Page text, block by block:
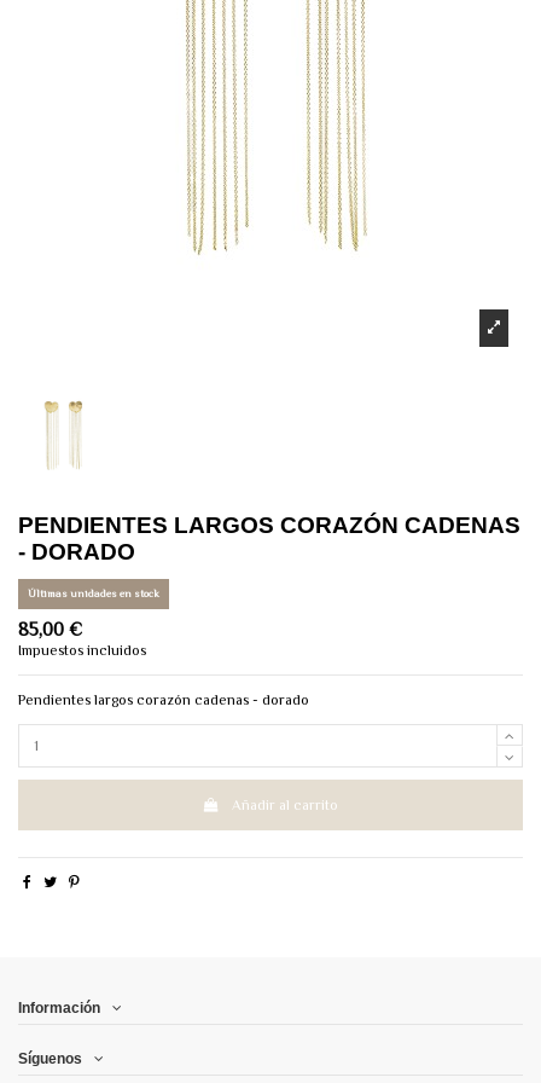
PENDIENTES LARGOS CORAZÓN CADENAS
- DORADO
Últimas unidades en stock
85,00 €
Impuestos incluidos
Pendientes largos corazón cadenas - dorado
Añadir al carrito
Información
Síguenos